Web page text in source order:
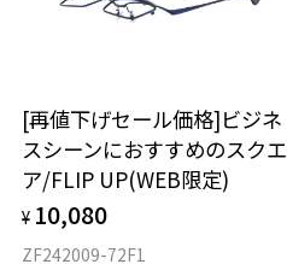
[再値下げセール価格]ビジネ
スシーンにおすすめのスクエ
ア/FLIP UP(WEB限定)
¥ 10,080
ZF242009-72F1